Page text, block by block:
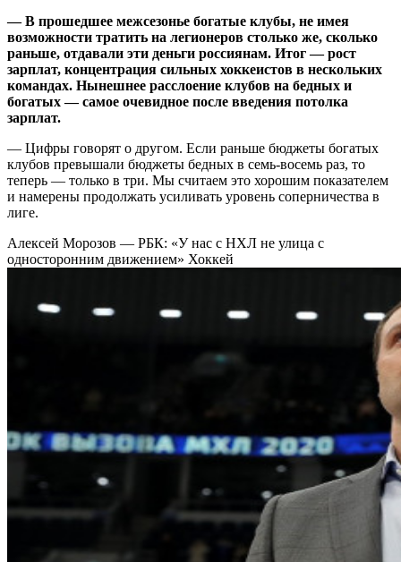
— В прошедшее межсезонье богатые клубы, не имея
возможности тратить на легионеров столько же, сколько
раньше, отдавали эти деньги россиянам. Итог — рост
зарплат, концентрация сильных хоккеистов в нескольких
командах. Нынешнее расслоение клубов на бедных и
богатых — самое очевидное после введения потолка
зарплат.
— Цифры говорят о другом. Если раньше бюджеты богатых
клубов превышали бюджеты бедных в семь-восемь раз, то
теперь — только в три. Мы считаем это хорошим показателем
и намерены продолжать усиливать уровень соперничества в
лиге.
Алексей Морозов — РБК: «У нас с НХЛ не улица с
односторонним движением» Хоккей